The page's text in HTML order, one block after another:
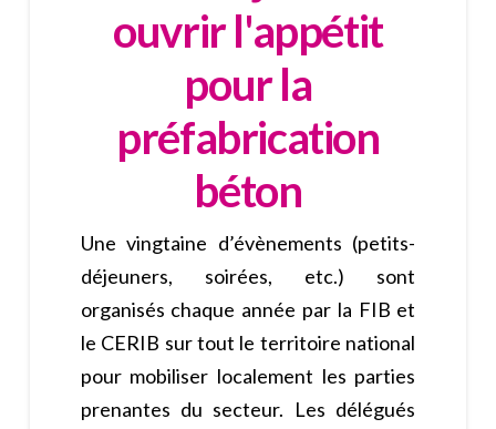
ouvrir l'appétit
pour la
préfabrication
béton
Une vingtaine d’évènements (petits-
déjeuners, soirées, etc.) sont
organisés chaque année par la FIB et
le CERIB sur tout le territoire national
pour mobiliser localement les parties
prenantes du secteur. Les délégués